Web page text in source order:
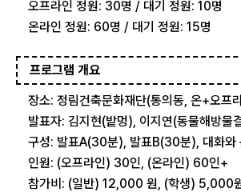
오프라인 정원: 30명 / 대기 정원: 10명
온라인 정원: 60명 / 대기 정원: 15명
프로그램 개요
장소: 정림건축문화재단(통의동, 온+오프
발표자: 김지현(밭멍), 이지연(동물해방물
구성: 발표A(30분), 발표B(30분), 대화와
인원: (오프라인) 30인, (온라인) 60인+
참가비: (일반) 12,000 원, (학생) 5,000